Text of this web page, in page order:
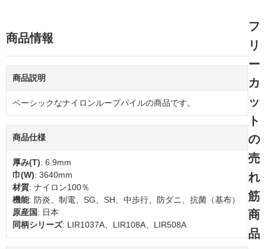
商品情報
商品説明
ベーシックなナイロンループパイルの商品です。
商品仕様
厚み(T): 6.9mm
巾(W): 3640mm
材質: ナイロン100％
機能: 防炎、制電、SG、SH、中歩行、防ダニ、抗菌（基布）
原産国: 日本
同柄シリーズ: LIR1037A、LIR108A、LIR508A
フ
リ
ー
カ
ッ
ト
の
売
れ
筋
商
品